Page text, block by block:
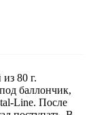
80 г.
баллончик,
Line. После